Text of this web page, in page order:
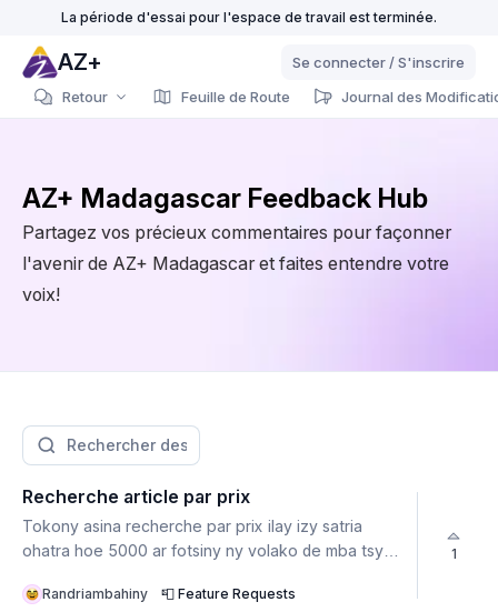
La période d'essai pour l'espace de travail est terminée.
AZ+
Se connecter / S'inscrire
Retour
Feuille de Route Journal des
AZ+ Madagascar Feedback Hub
Partagez vos précieux commentaires pour façonner
l'avenir de AZ+ Madagascar et faites entendre votre
voix!
Recherche article par prix
Tokony asina recherche par prix ilay izy satria
ohatra hoe 5000 ar fotsiny ny volako de mba tsy
Randriambahiny 📮 Feature Requests
1